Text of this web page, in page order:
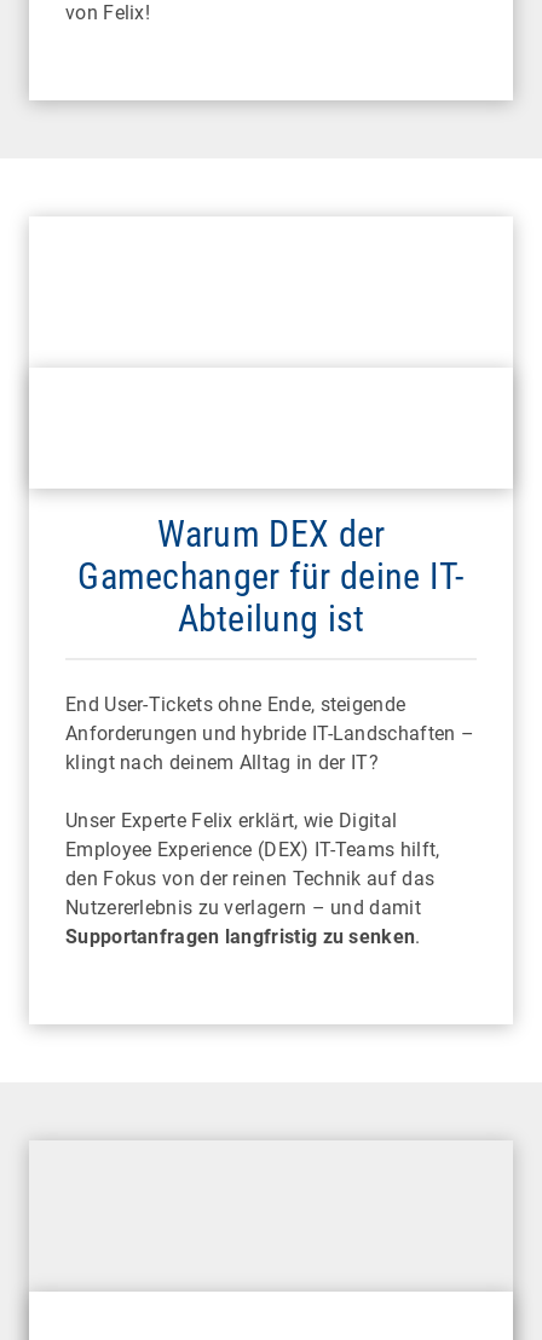
von Felix!
Warum DEX der
Gamechanger für deine IT-
Abteilung ist
End User-Tickets ohne Ende, steigende
Anforderungen und hybride IT-Landschaften –
klingt nach deinem Alltag in der IT?
Unser Experte Felix erklärt, wie Digital
Employee Experience (DEX) IT-Teams hilft,
den Fokus von der reinen Technik auf das
Nutzererlebnis zu verlagern – und damit
Supportanfragen langfristig zu senken.